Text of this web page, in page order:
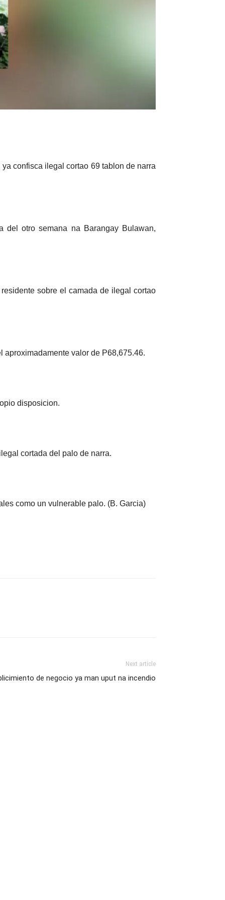
confisca ilegal cortao 69 tablon de narra
otro semana na Barangay Bulawan,
sobre el camada de ilegal cortao
aproximadamente valor de P68,675.46.
disposicion.
cortada del palo de narra.
como un vulnerable palo. (B. Garcia)
Next article
de negocio ya man uput na incendio